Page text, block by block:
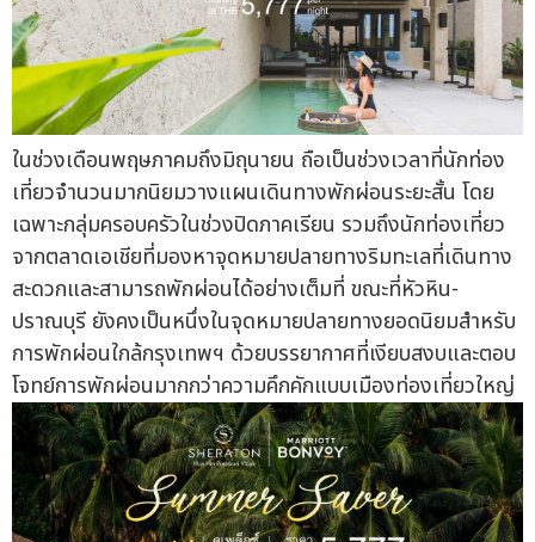
ในช่วงเดือนพฤษภาคมถึงมิถุนายน ถือเป็นช่วงเวลาที่นักท่อง
เที่ยวจำนวนมากนิยมวางแผนเดินทางพักผ่อนระยะสั้น โดย
เฉพาะกลุ่มครอบครัวในช่วงปิดภาคเรียน รวมถึงนักท่องเที่ยว
จากตลาดเอเชียที่มองหาจุดหมายปลายทางริมทะเลที่เดินทาง
สะดวกและสามารถพักผ่อนได้อย่างเต็มที่ ขณะที่หัวหิน-
ปราณบุรี ยังคงเป็นหนึ่งในจุดหมายปลายทางยอดนิยมสำหรับ
การพักผ่อนใกล้กรุงเทพฯ ด้วยบรรยากาศที่เงียบสงบและตอบ
โจทย์การพักผ่อนมากกว่าความคึกคักแบบเมืองท่องเที่ยวใหญ่